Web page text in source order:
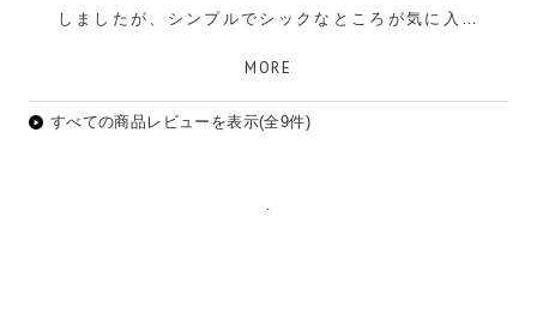
しましたが、シンプルでシックなところが気に入っ
フランボワーズ
MORE
すべての商品レビューを表示(全9件)